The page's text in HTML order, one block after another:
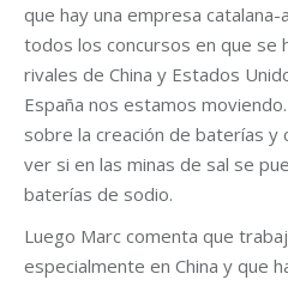
que hay una empresa
todos los concursos en que se
rivales de China y Estados
España nos estamos
sobre la creación de baterías
ver si en las minas de sal se
baterías de sodio.
Luego Marc comenta que
especialmente en China y que